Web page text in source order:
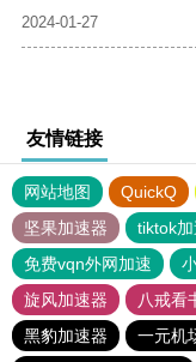
2024-01-27
友情链接
网站地图 QuickQ
坚果加速器
tiktok
免费vqn外网加速
旋风加速器
八戒看
黑豹加速器
一元机